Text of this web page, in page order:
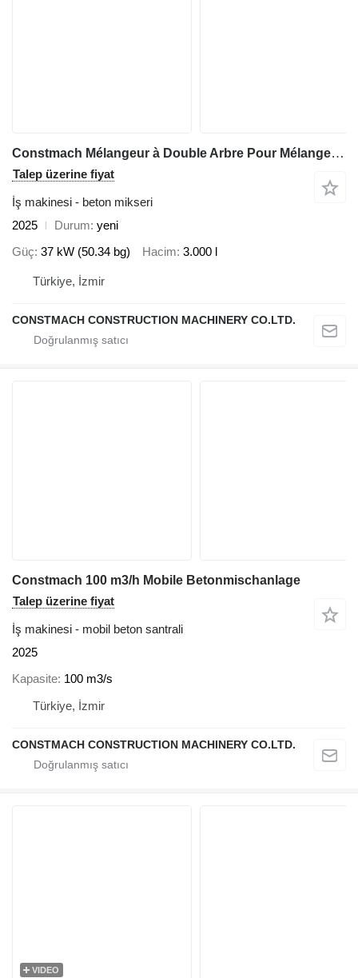
Constmach Mélangeur à Double Arbre Pour Mélange Prêt à L'emploi
Talep üzerine fiyat
İş makinesi - beton mikseri
2025
Durum yeni
Güç 37 kW (50.34 bg) Hacim 3.000 l
Türkiye, İzmir
CONSTMACH CONSTRUCTION MACHINERY CO.LTD.
Constmach 100 m3/h Mobile Betonmischanlage
Talep üzerine fiyat
İş makinesi - mobil beton santrali
2025
Kapasite 100 m3/s
Türkiye, İzmir
CONSTMACH CONSTRUCTION MACHINERY CO.LTD.
VIDEO